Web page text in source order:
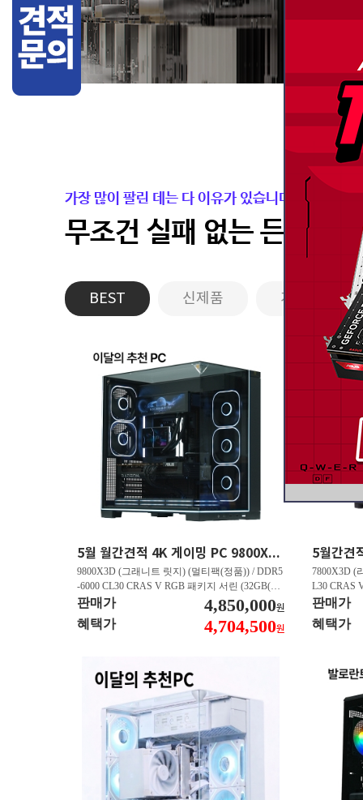
가장 많이 팔린 데는 다 이유가 있습니다.
무조건 실패 없는 든든한
BEST 신제품 게이밍PC
5월 월간견적 4K 게이밍 PC 9800X3D RTX 5070 Ti GY508
9800X3D (그래니트 릿지) (멀티팩(정품)) / DDR5
-6000 CL30 CRAS V RGB 패키지 서린 (32GB(16
Gx2)) / B850M AORUS ELITE WIFI6E 피씨디렉
트 / 지포스 RTX 5070 Ti GAMING OC D7 16GB
피씨디렉트 / EXCERIA 히트싱크 M.2 NVMe (2T
판매가 4,850,000원
혜택가 4,704,500원
7800X3D (
L30 CRAS
B850M
스 RTX
A 히트싱크
판매가
혜택가